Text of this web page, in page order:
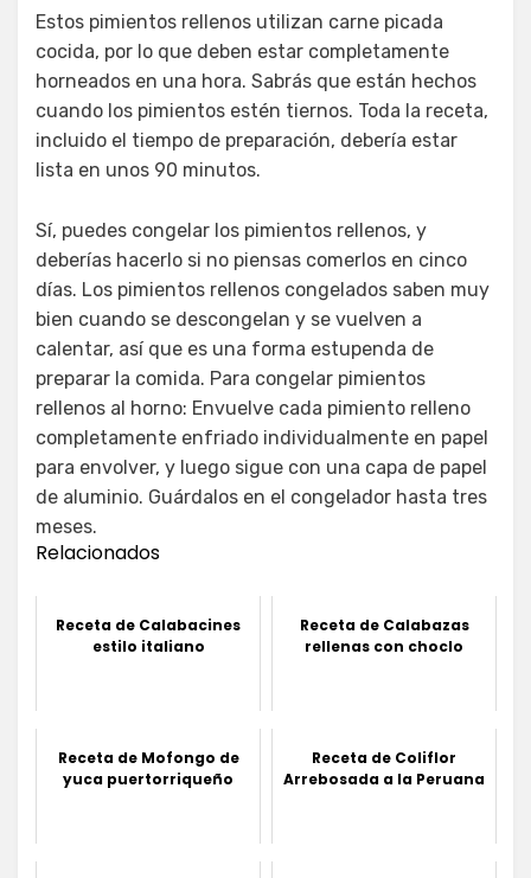
Estos pimientos rellenos utilizan carne picada
cocida, por lo que deben estar completamente
horneados en una hora. Sabrás que están hechos
cuando los pimientos estén tiernos. Toda la receta,
incluido el tiempo de preparación, debería estar
lista en unos 90 minutos.
Sí, puedes congelar los pimientos rellenos, y
deberías hacerlo si no piensas comerlos en cinco
días. Los pimientos rellenos congelados saben muy
bien cuando se descongelan y se vuelven a
calentar, así que es una forma estupenda de
preparar la comida. Para congelar pimientos
rellenos al horno: Envuelve cada pimiento relleno
completamente enfriado individualmente en papel
para envolver, y luego sigue con una capa de papel
de aluminio. Guárdalos en el congelador hasta tres
meses.
Relacionados
Receta de Calabacines
estilo italiano
Receta de Calabazas
rellenas con choclo
Receta de Mofongo de
yuca puertorriqueño
Receta de Coliflor
Arrebosada a la Peruana